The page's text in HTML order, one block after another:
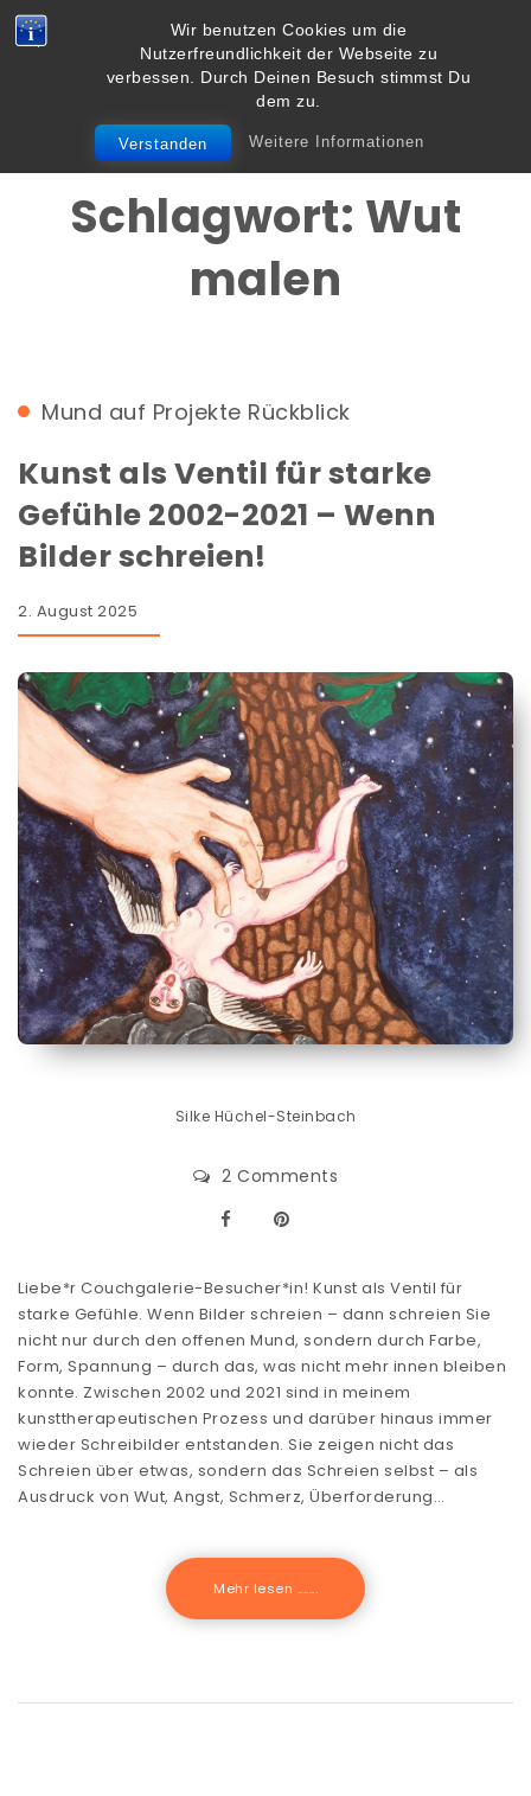
Wir benutzen Cookies um die
Nutzerfreundlichkeit der Webseite zu
verbessen. Durch Deinen Besuch stimmst Du
dem zu.
Verstanden Weitere Informationen
Skip to content
Vielbegabt.de
Toggle
navigation
Schlagwort: Wut
malen
Mund auf Projekte Rückblick
Kunst als Ventil für starke
Gefühle 2002-2021 – Wenn
Bilder schreien!
2. August 2025
Silke Hüchel-Steinbach
2 Comments
Liebe*r Couchgalerie-Besucher*in! Kunst als Ventil für
starke Gefühle. Wenn Bilder schreien – dann schreien Sie
nicht nur durch den offenen Mund, sondern durch Farbe,
Form, Spannung – durch das, was nicht mehr innen bleiben
konnte. Zwischen 2002 und 2021 sind in meinem
kunsttherapeutischen Prozess und darüber hinaus immer
wieder Schreibilder entstanden. Sie zeigen nicht das
Schreien über etwas, sondern das Schreien selbst – als
Ausdruck von Wut, Angst, Schmerz, Überforderung…
Mehr lesen .......